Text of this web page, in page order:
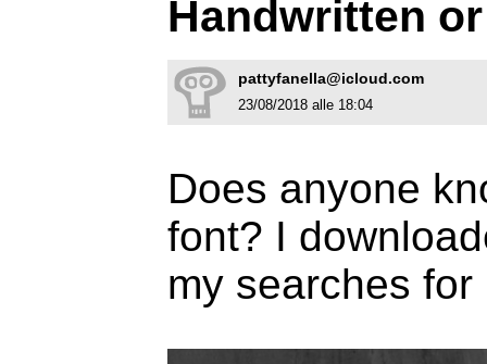
Handwritten
pattyfanella@icloud.com
23/08/2018 alle 18:04
Does anyone
font? I
my searches